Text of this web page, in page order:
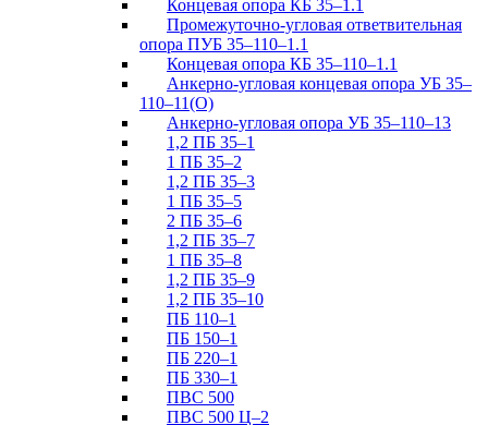
Концевая опора КБ 35–1.1
Промежуточно-угловая ответвительная
опора ПУБ 35–110–1.1
Концевая опора КБ 35–110–1.1
Анкерно-угловая концевая опора УБ 35–
110–11(О)
Анкерно-угловая опора УБ 35–110–13
1,2 ПБ 35–1
1 ПБ 35–2
1,2 ПБ 35–3
1 ПБ 35–5
2 ПБ 35–6
1,2 ПБ 35–7
1 ПБ 35–8
1,2 ПБ 35–9
1,2 ПБ 35–10
ПБ 110–1
ПБ 150–1
ПБ 220–1
ПБ 330–1
ПВС 500
ПВС 500 Ц–2